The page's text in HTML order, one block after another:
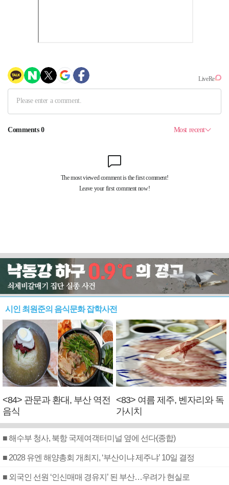
시인 최원준의 음식문화 잡학사전
<84> 관문과 환대, 부산 역전
음식
<83> 여름 제주, 벤자리와 독
가시치
■ 해수부 청사, 북항 국제여객터미널 옆에 선다(종합)
■ 2028 유엔 해양총회 개최지, ‘부산이냐 제주냐’ 10일 결정
■ 외국인 선원 ‘인신매매 경유지’ 된 부산…우려가 현실로